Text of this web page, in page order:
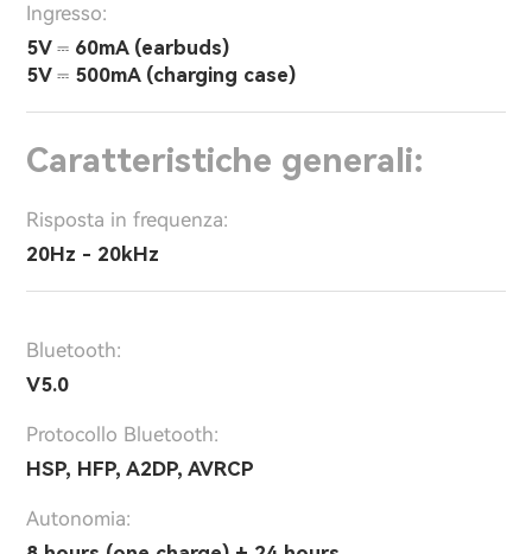
Ingresso:
5V ⎓ 60mA (earbuds)
5V ⎓ 500mA (charging case)
Caratteristiche generali:
Risposta in frequenza:
20Hz - 20kHz
Bluetooth:
V5.0
Protocollo Bluetooth:
HSP, HFP, A2DP, AVRCP
Autonomia: